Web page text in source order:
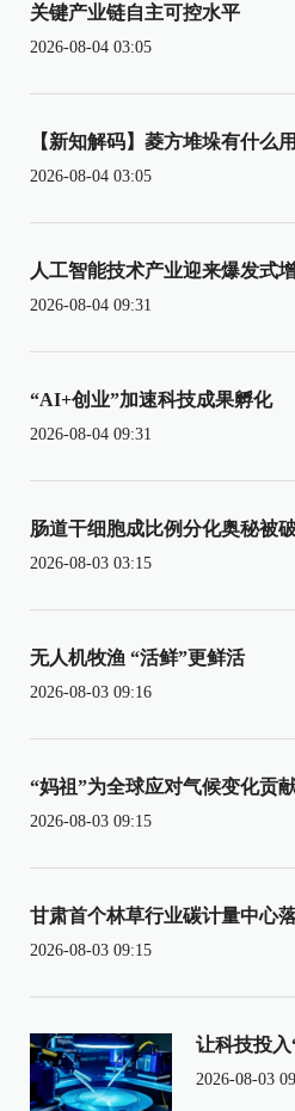
关键产业链自主可控水平
2026-08-04 03:05
【新知解码】菱方堆垛有什么
2026-08-04 03:05
人工智能技术产业迎来爆发式
2026-08-04 09:31
“AI+创业”加速科技成果孵化
2026-08-04 09:31
肠道干细胞成比例分化奥秘被
2026-08-03 03:15
无人机牧渔 “活鲜”更鲜活
2026-08-03 09:16
“妈祖”为全球应对气候变化贡
2026-08-03 09:15
甘肃首个林草行业碳计量中心
2026-08-03 09:15
让科技投
2026-08-03